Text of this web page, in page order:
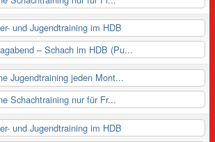
und Jugendtraining im HDB
– Schach im HDB (Pu...
Jugendtraining jeden Mont...
Schachtraining nur für Fr...
und Jugendtraining im HDB